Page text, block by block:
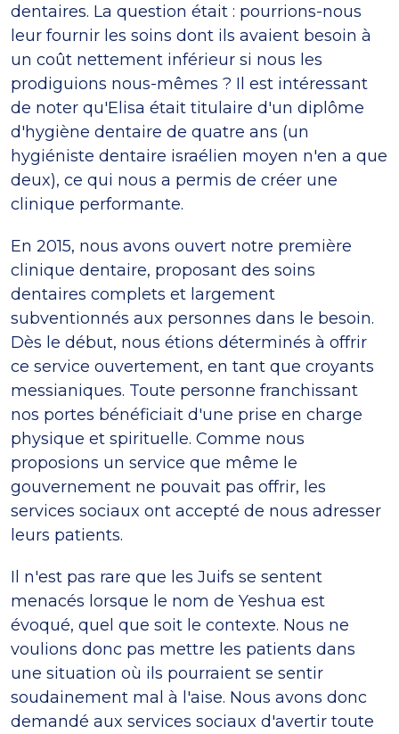
dentaires. La question était : pourrions-nous
leur fournir les soins dont ils avaient besoin à
un coût nettement inférieur si nous les
prodiguions nous-mêmes ? Il est intéressant
de noter qu'Elisa était titulaire d'un diplôme
d'hygiène dentaire de quatre ans (un
hygiéniste dentaire israélien moyen n'en a que
deux), ce qui nous a permis de créer une
clinique performante.
En 2015, nous avons ouvert notre première
clinique dentaire, proposant des soins
dentaires complets et largement
subventionnés aux personnes dans le besoin.
Dès le début, nous étions déterminés à offrir
ce service ouvertement, en tant que croyants
messianiques. Toute personne franchissant
nos portes bénéficiait d'une prise en charge
physique et spirituelle. Comme nous
proposions un service que même le
gouvernement ne pouvait pas offrir, les
services sociaux ont accepté de nous adresser
leurs patients.
Il n'est pas rare que les Juifs se sentent
menacés lorsque le nom de Yeshua est
évoqué, quel que soit le contexte. Nous ne
voulions donc pas mettre les patients dans
une situation où ils pourraient se sentir
soudainement mal à l'aise. Nous avons donc
demandé aux services sociaux d'avertir toute